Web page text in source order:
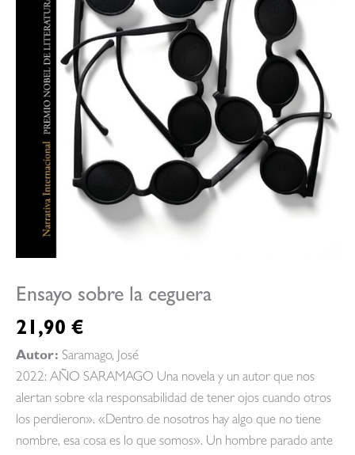
Ensayo sobre la ceguera
21,90 €
Autor: Saramago, José
2022: AÑO SARAMAGO Una novela y un autor que nos
alertan sobre «la responsabilidad de tener ojos cuando otros
los perdieron». «Dentro de nosotros hay algo que no tiene
nombre, esa cosa es lo que somos». Un hombre parado ante